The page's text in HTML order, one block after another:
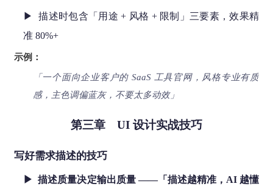
▶ 描述时包含「用途 + 风格 + 限制」三要素，效果精
准 80%+
示例：
「一个面向企业客户的 SaaS 工具官网，风格专业有质
感，主色调偏蓝灰，不要太多动效」
第三章 UI 设计实战技巧
写好需求描述的技巧
▶ 描述质量决定输出质量 ——「描述越精准，AI 越懂